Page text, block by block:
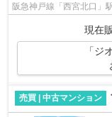
阪急神戸線「西宮北口」
きな街路樹の並ぶストリ
現在
「ジ
売買 | 中古マンション